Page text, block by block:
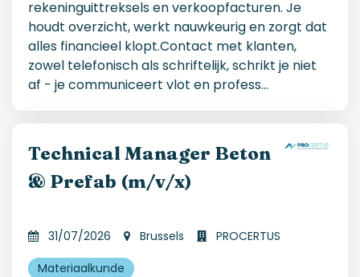
rekeninguittreksels en verkoopfacturen. Je
houdt overzicht, werkt nauwkeurig en zorgt dat
alles financieel klopt.Contact met klanten,
zowel telefonisch als schriftelijk, schrikt je niet
af - je communiceert vlot en profess...
Technical Manager Beton
& Prefab (m/v/x)
31/07/2026 Brussels
PROCERTUS
Materiaalkunde